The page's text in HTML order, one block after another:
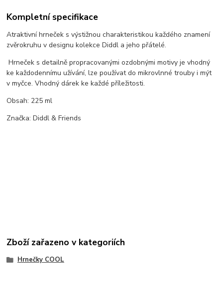
Kompletní specifikace
Atraktivní hrneček s výstižnou charakteristikou každého znamení
zvěrokruhu v designu kolekce Diddl a jeho přátelé.
Hrneček s detailně propracovanými ozdobnými motivy je vhodný
ke každodennímu užívání, lze používat do mikrovlnné trouby i mýt
v myčce. Vhodný dárek ke každé příležitosti.
Obsah: 225 ml
Značka: Diddl & Friends
Zboží zařazeno v kategoriích
Hrnečky COOL